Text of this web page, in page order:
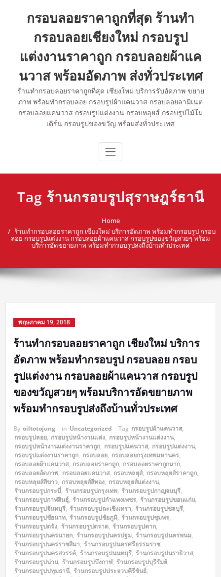
กรอบลอยราคาถูกที่สุด ร้านทำ
กรอบลอยเชียงใหม่ กรอบรูป
แต่งงานราคาถูก กรอบลอยผ้าแค
นวาส พร้อมอัดภาพ ส่งทั่วประเทศ
ร้านทำกรอบลอยราคาถูกที่สุด เชียงใหม่ บริการรับอัดภาพ ขยาย
ภาพ พร้อมทำกรอบลอย กรอบรูปผ้าแคนวาส กรอบลอยลามิเนต
กรอบลอยแคนวาส กรอบรูปแต่งงาน กรอบหลุยส์ กรอบรูปไม้โม
เดิร์น กรอบรูปของขวัญ พร้อมส่งทั่วประเทศ
Tag ร้านกรอบรูปสุราษฎร์ธานี
Home
ร้านทำกรอบลอยราคาถูก เชียงใหม่ บริการอัดภาพ พร้อมทำกรอบรูป กรอบ
ลอย กรอบรูปแต่งงาน กรอบลอยผ้าแคนวาส กรอบรูปของขวัญสวยๆ พร้อม
บริการอัดขยายภาพ พร้อมทำกรอบรูปส่งถึงบ้านทั่วประเทศ
พฤษภาคม 19, 2018
ร้านทำกรอบลอยราคาถูก เชียงใหม่ บริการ
อัดภาพ พร้อมทำกรอบรูป กรอบลอย กรอบ
รูปแต่งงาน กรอบลอยผ้าแคนวาส กรอบรูป
ของขวัญสวยๆ พร้อมบริการอัดขยายภาพ
พร้อมทำกรอบรูปส่งถึงบ้านทั่วประเทศ
By oiltotojung in Uncategorized Tag กรอบรูปผ้าแคนวาส,
กรอบรูปลอย, กรอบรูปหน้างานแต่ง, กรอบรูปหน้างานแต่งงาน,
กรอบรูปหน้างานแต่งงานราคาถูก, กรอบรูปแคนวาส, กรอบรูปแต่งงาน,
กรอบรูปแต่งงานราคาถูก, กรอบลอย, กรอบลอยกรุงเทพมหานคร,
กรอบลอยผ้าแคนวาส, กรอบลอยราคาถูก, กรอบลอยราคาถูกมาก,
กรอบลอยอัดภาพ, กรอบลอยแคนวาส, กรอบหลยุส์, กรอบหลุยส์ราคาถูก,
กรอบหลุยส์สีขาว, กรอบหลุยส์สีทอง, กรอบหลุยส์แต่งงาน,
ร้านกรอบรูปกระบี่, ร้านกรอบรูปกรุงเทพ, ร้านกรอบรูปกาญจนบุรี,
ร้านกรอบรูปกาฬสินธุ์, ร้านกรอบรูปกำแพงเพชร, ร้านกรอบรูปขอนแก่น,
ร้านกรอบรูปจันทบุรี, ร้านกรอบรูปฉะเชิงเทรา, ร้านกรอบรูปชลบุรี,
ร้านกรอบรูปชัยนาท, ร้านกรอบรูปชัยภูมิ, ร้านกรอบรูปชุมพร,
ร้านกรอบรูปตรัง, ร้านกรอบรูปตราด, ร้านกรอบรูปตาก,
ร้านกรอบรูปนครนายก, ร้านกรอบรูปนครปฐม, ร้านกรอบรูปนครพนม,
ร้านกรอบรูปนครราชสีมา, ร้านกรอบรูปนครศรีธรรมราช,
ร้านกรอบรูปนครสวรรค์, ร้านกรอบรูปนนทบุรี, ร้านกรอบรูปนราธิวาส,
ร้านกรอบรูปน่าน, ร้านกรอบรูปบึงกาฬ, ร้านกรอบรูปบุรีรัมย์,
ร้านกรอบรูปปทุมธานี, ร้านกรอบรูปประจวบคีรีขันธ์,